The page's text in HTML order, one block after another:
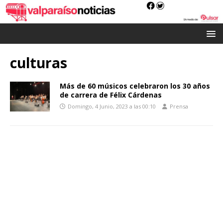
culturas
Más de 60 músicos celebraron los 30 años
de carrera de Félix Cárdenas
Domingo, 4 Junio, 2023 a las 00:10 Prensa